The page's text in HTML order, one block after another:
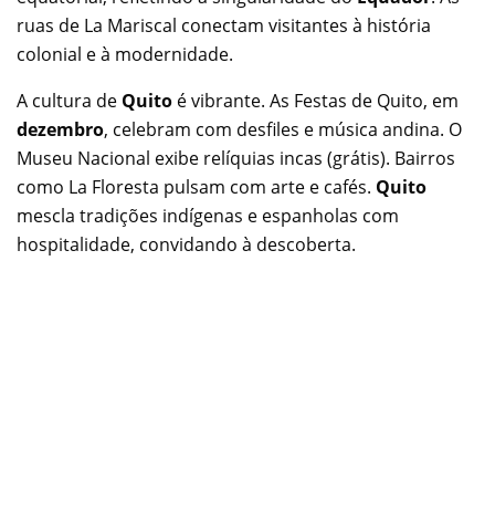
ruas de La Mariscal conectam visitantes à história
colonial e à modernidade.
A cultura de Quito é vibrante. As Festas de Quito, em
dezembro, celebram com desfiles e música andina. O
Museu Nacional exibe relíquias incas (grátis). Bairros
como La Floresta pulsam com arte e cafés. Quito
mescla tradições indígenas e espanholas com
hospitalidade, convidando à descoberta.